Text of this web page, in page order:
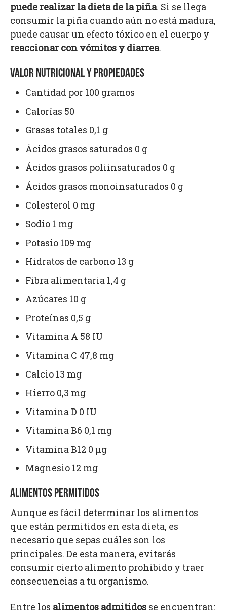
puede realizar la dieta de la piña. Si se llega
consumir la piña cuando aún no está madura,
puede causar un efecto tóxico en el cuerpo y
reaccionar con vómitos y diarrea.
VALOR NUTRICIONAL Y PROPIEDADES
Cantidad por 100 gramos
Calorías 50
Grasas totales 0,1 g
Ácidos grasos saturados 0 g
Ácidos grasos poliinsaturados 0 g
Ácidos grasos monoinsaturados 0 g
Colesterol 0 mg
Sodio 1 mg
Potasio 109 mg
Hidratos de carbono 13 g
Fibra alimentaria 1,4 g
Azúcares 10 g
Proteínas 0,5 g
Vitamina A 58 IU
Vitamina C 47,8 mg
Calcio 13 mg
Hierro 0,3 mg
Vitamina D 0 IU
Vitamina B6 0,1 mg
Vitamina B12 0 µg
Magnesio 12 mg
ALIMENTOS PERMITIDOS
Aunque es fácil determinar los alimentos
que están permitidos en esta dieta, es
necesario que sepas cuáles son los
principales. De esta manera, evitarás
consumir cierto alimento prohibido y traer
consecuencias a tu organismo.
Entre los alimentos admitidos se encuentran: